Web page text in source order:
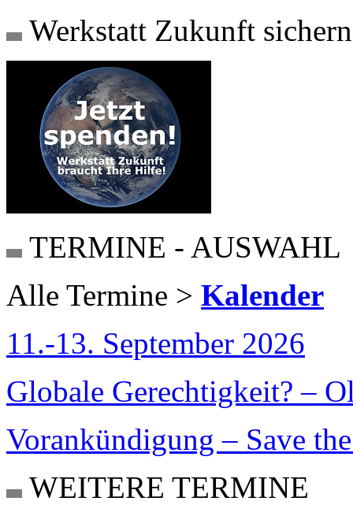
Werkstatt Zukunft
TERMINE - AUSWAHL
Alle Termine > Kalender
11.-13. September 2026
Globale Gerechtigkeit? –
Vorankündigung – Save
WEITERE TERMINE